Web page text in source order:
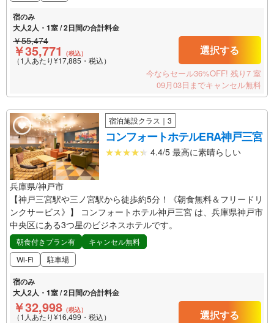
宿のみ
大人2人・1室 / 2日間の合計料金
￥55,474
￥35,771 （税込）
（1人あたり¥17,885・税込）
選択する
今ならセール36%OFF! 残り7 室
09月03日までキャンセル無料
宿泊施設クラス｜3
コンフォートホテルERA神戸三宮
4.4/5 最高に素晴らしい
兵庫県/神戸市
【神戸三宮駅や三ノ宮駅から徒歩約5分！《朝食無料＆フリードリ
ンクサービス》】 コンフォートホテル神戸三宮 は、兵庫県神戸市
中央区にある3つ星のビジネスホテルです。
朝食付きプラン有
キャンセル無料
Wi-Fi
駐車場
宿のみ
大人2人・1室 / 2日間の合計料金
￥32,998 （税込）
（1人あたり¥16,499・税込） 選択する